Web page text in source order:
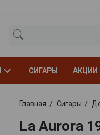
СИГАРЫ АКЦИИ
Главная Сигары
La Aurora